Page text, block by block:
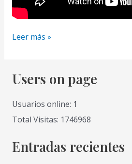
Como
Playa
Tropical
de
con
muy
Leer más »
Users on page
Usuarios online: 1
Total Visitas: 1746968
Entradas recientes